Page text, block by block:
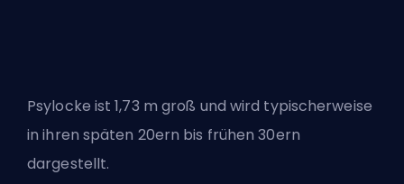
Psylocke ist 1,73 m groß und wird typischerweise
in ihren späten 20ern bis frühen 30ern
dargestellt.